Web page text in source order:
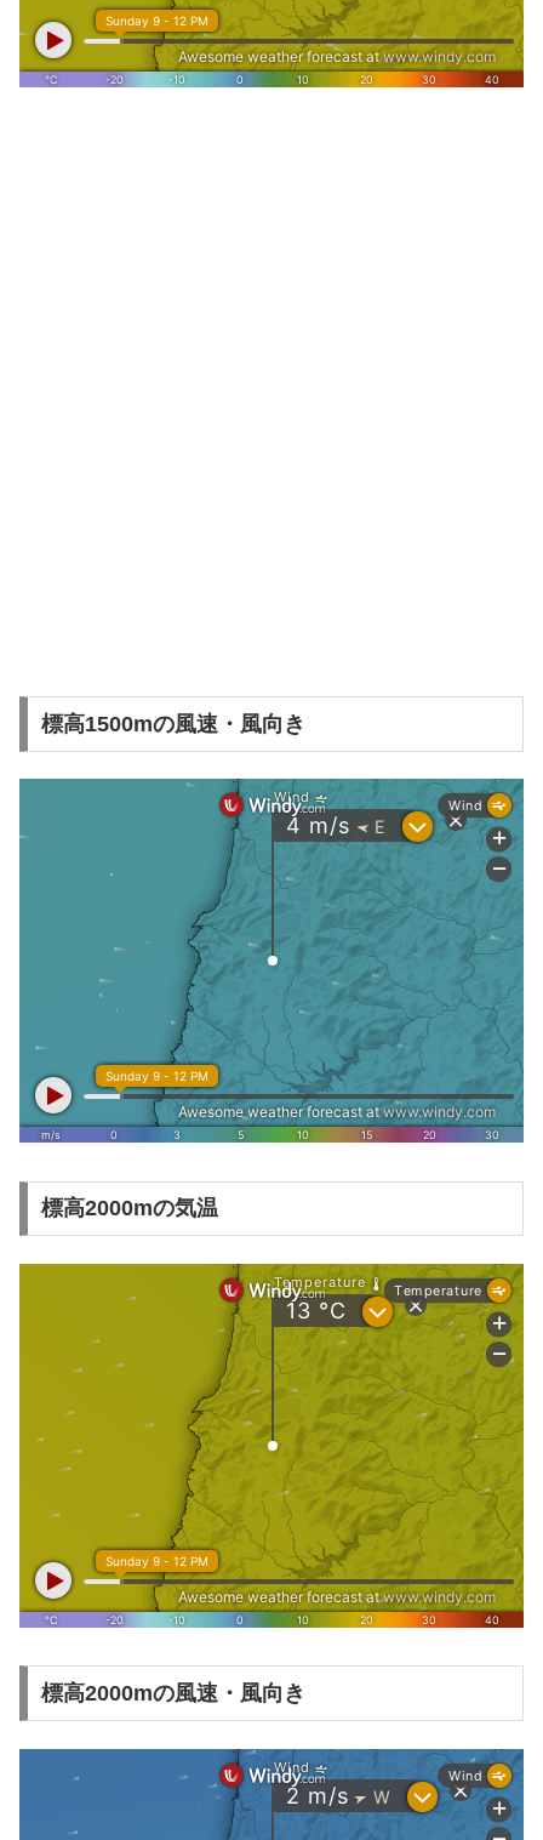
標高1500mの風速・風向き
標高2000mの気温
標高2000mの風速・風向き